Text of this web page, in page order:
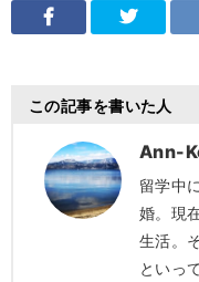
この記事を書いた人
Ann-
留学中
婚。現
生活。
といっ